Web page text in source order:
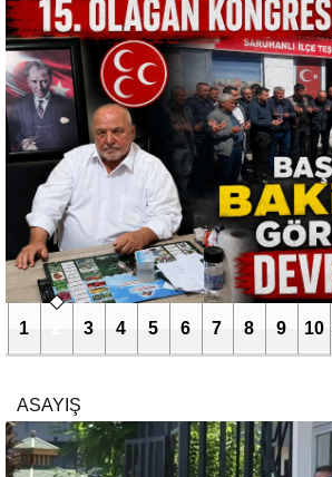
1 3 4 5 6 7 8 9 10
ASAYIŞ